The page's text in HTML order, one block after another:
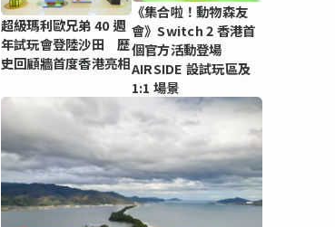
超級瑪利歐兄弟 40 週
年試玩會登陸沙田 歷
史回顧牆首度香港亮相
《集合啦！動物森友
會》Switch 2 香港首
個官方活動登場
AIRSIDE 設試玩區及
1:1 場景